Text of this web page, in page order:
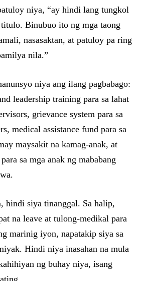
niya, “ay hindi lang tungkol
Binubuo ito ng mga taong
nasasaktan, at patuloy pa ring
nila.”
niya ang ilang pagbabago:
leadership training para sa lahat
grievance system para sa
medical assistance fund para sa
maysakit na kamag-anak, at
sa mga anak ng mababang
hindi siya tinanggal. Sa halip,
na leave at tulong-medikal para
marinig iyon, napatakip siya sa
Hindi niya inasahan na mula
ng buhay niya, isang